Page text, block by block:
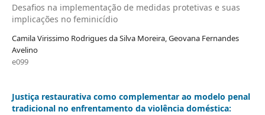
Desafios na implementação de medidas protetivas e suas
implicações no feminicídio
Camila Virissimo Rodrigues da Silva Moreira, Geovana Fernandes
Avelino
e099
Justiça restaurativa como complementar ao modelo penal
tradicional no enfrentamento da violência doméstica: